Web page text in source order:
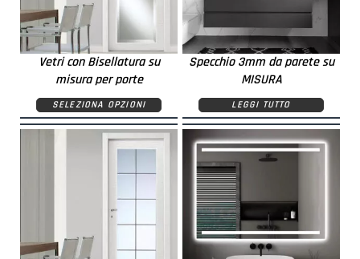
Vetri con Bisellatura su
misura per porte
SELEZIONA OPZIONI
Specchio 3mm da parete su
MISURA
LEGGI TUTTO